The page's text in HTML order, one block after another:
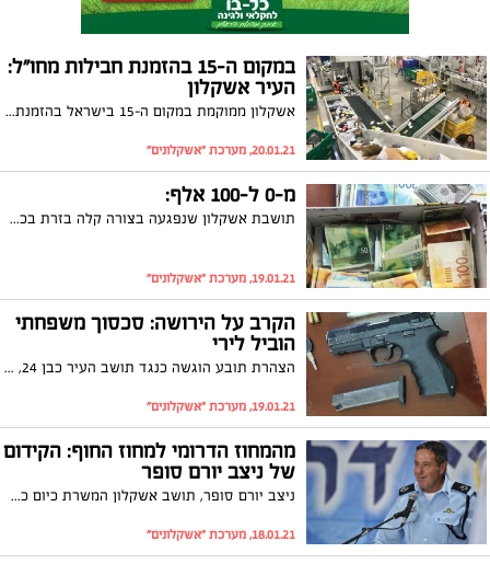
במקום ה-15 בהזמנת חבילות מחו"ל:
העיר אשקלון
אשקלון ממוקמת במקום ה-15 בישראל בהזמנת חבילות מחו"ל לנפש בשנת 2020. כך עולה מנתוני דואר ישראל שמתפרסמים היום, החושפים כי תושבי אשקלון הזמינו בשנת 2020 כמיליון חבילות מחו"ל
20.01.21, מערכת "אשקלונים"
מ-0 ל-100 אלף:
תושבת אשקלון שנפגעה בצורה קלה בזרת בכף היד, חשבה כי לא מגיע לה דבר בעקבות הפגיעה, עד שפגשה את עו"ד טלי דיין. זה נגמר עם 100,000 ש"ח בחשבון הבנק
19.01.21, מערכת "אשקלונים"
הקרב על הירושה: סכסוך משפחתי
הוביל לירי
הצהרת תובע הוגשה כנגד תושב העיר כבן 24, שעל פי החשד ירד בדודו על רקע סכסוך ירושה מתמשך במשפחה. בימים הקרובים יוגש נגדו כתב אישום ובקשה למעצר עד תום ההליכים
19.01.21, מערכת "אשקלונים"
מהמחוז הדרומי למחוז החוף: הקידום
של ניצב יורם סופר
ניצב יורם סופר, תושב אשקלון המשרת כיום כמפקד מחוז דרום, ימונה בסבב המינויים הבא למפקד מחוז החוף של משטרת ישראל
18.01.21, מערכת "אשקלונים"